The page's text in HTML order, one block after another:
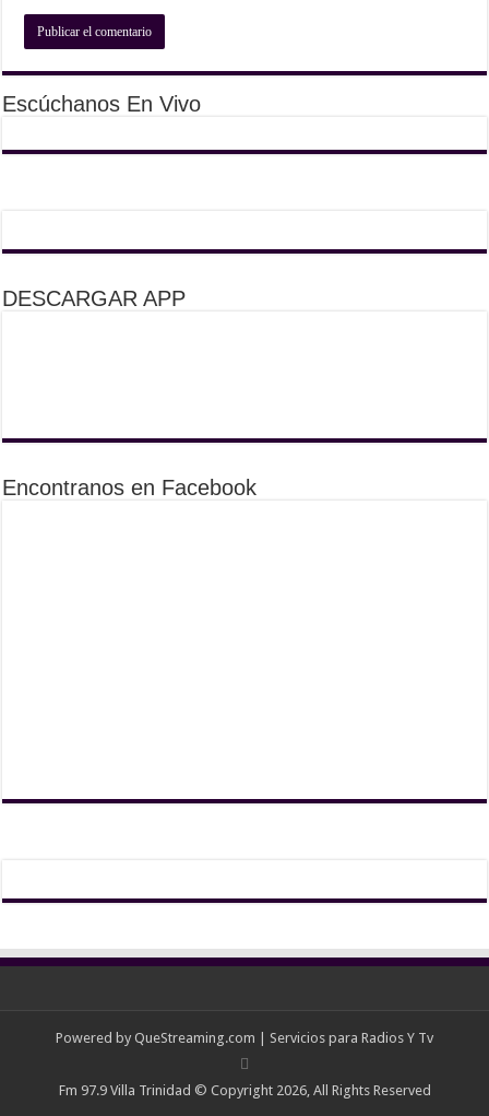
Escúchanos En Vivo
DESCARGAR APP
Encontranos en Facebook
Powered by QueStreaming.com | Servicios para Radios Y Tv
Fm 97.9 Villa Trinidad © Copyright 2026, All Rights Reserved